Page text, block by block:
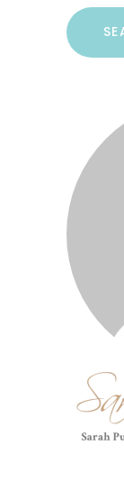
Search
for: